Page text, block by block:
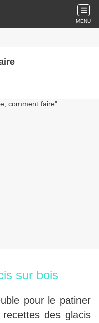
MENU
sur bois
pour le patiner
des glacis